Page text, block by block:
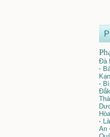
Đà
·
Kạn
·
Hòa
·
An ·